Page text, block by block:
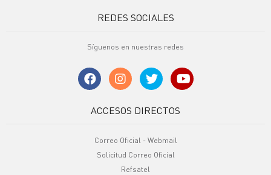
REDES SOCIALES
Síguenos en nuestras redes
ACCESOS DIRECTOS
Correo Oficial - Webmail
Solicitud Correo Oficial
Refsatel